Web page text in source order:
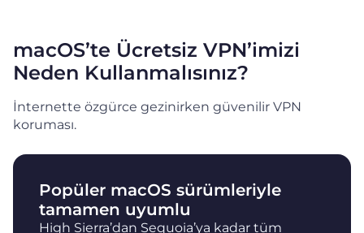
macOS’te Ücretsiz VPN’imizi
Neden Kullanmalısınız?
İnternette özgürce gezinirken güvenilir VPN
koruması.
Popüler macOS sürümleriyle
tamamen uyumlu
High Sierra’dan Sequoia’ya kadar tüm